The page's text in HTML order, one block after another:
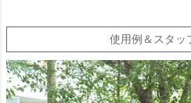
使用例＆スタッ